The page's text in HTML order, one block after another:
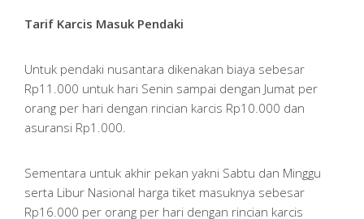
Tarif Karcis Masuk Pendaki
Untuk pendaki nusantara dikenakan biaya sebesar
Rp11.000 untuk hari Senin sampai dengan Jumat per
orang per hari dengan rincian karcis Rp10.000 dan
asuransi Rp1.000.
Sementara untuk akhir pekan yakni Sabtu dan Minggu
serta Libur Nasional harga tiket masuknya sebesar
Rp16.000 per orang per hari dengan rincian karcis